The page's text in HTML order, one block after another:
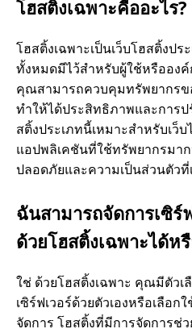
โฮสติ้งเฉพาะคืออะไร?
โฮสติ้งเฉพาะเป็นเว็บโฮสติ้งปร
ทั้งหมดมีไว้สําหรับผู้ใช้หรือองค์
คุณสามารถควบคุมทรัพยากรข
ทําให้ได้ประสิทธิภาพและการ
สติ้งประเภทนี้เหมาะสําหรับเว็
แอปพลิเคชันที่ใช้ทรัพยากรมา
ปลอดภัยและความเป็นส่วนตัว
ฉันสามารถจัดการเซิร์
ด้วยโฮสติ้งเฉพาะได้ห
ใช่ ด้วยโฮสติ้งเฉพาะ คุณมีตัวเ
เซิร์ฟเวอร์ด้วยตัวเองหรือเลือ
จัดการ โฮสติ้งที่มีการจัดการช่